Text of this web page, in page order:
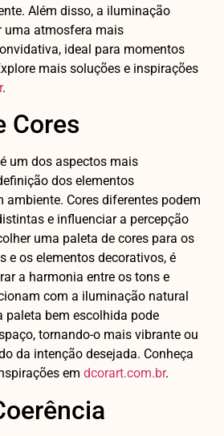
Além disso, a iluminação
uma atmosfera mais
ideal para momentos
mais soluções e inspirações
.
Cores
um dos aspectos mais
dos elementos
ambiente. Cores diferentes podem
e influenciar a percepção
uma paleta de cores para os
e os elementos decorativos, é
a harmonia entre os tons e
com a iluminação natural
paleta bem escolhida pode
tornando-o mais vibrante ou
da intenção desejada. Conheça
em dcorart.com.br.